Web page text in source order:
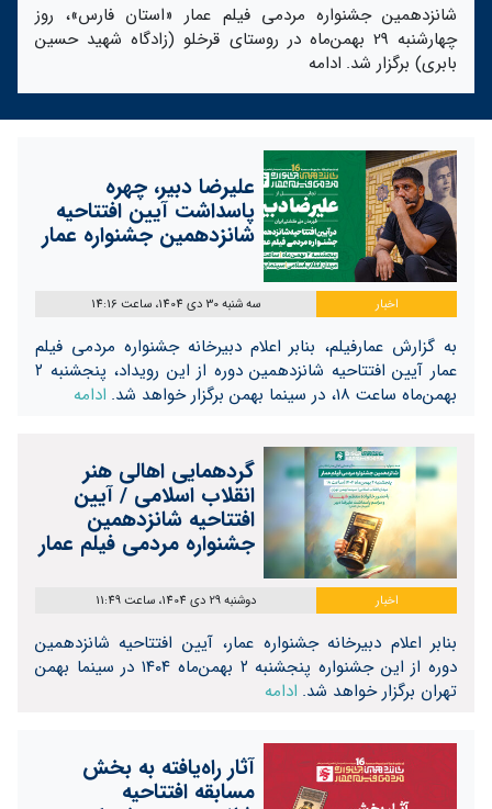
شانزدهمین جشنواره مردمی فیلم عمار «استان فارس»، روز
چهارشنبه 29 بهمن‌ماه در روستای قرخلو (زادگاه شهید حسین
بابری) برگزار شد. ادامه
علیرضا دبیر، چهره
پاسداشت آیین افتتاحیه
شانزدهمین جشنواره عمار
اخبار سه شنبه 30 دی 1404، ساعت 14:16
به گزارش عمارفیلم، بنابر اعلام دبیرخانه جشنواره مردمی فیلم
عمار آیین افتتاحیه شانزدهمین دوره از این رویداد، پنجشنبه ۲
بهمن‌ماه ساعت ۱۸، در سینما بهمن برگزار خواهد شد.
ادامه
گردهمایی اهالی هنر
انقلاب اسلامی / آیین
افتتاحیه شانزدهمین
جشنواره مردمی فیلم عمار
اخبار دوشنبه 29 دی 1404، ساعت 11:49
بنابر اعلام دبیرخانه جشنواره عمار، آیین افتتاحیه شانزدهمین
دوره از این جشنواره پنجشنبه ۲ بهمن‌ماه ۱۴۰۴ در سینما بهمن
تهران برگزار خواهد شد. ادامه
آثار راه‌یافته به بخش
مسابقه افتتاحیه